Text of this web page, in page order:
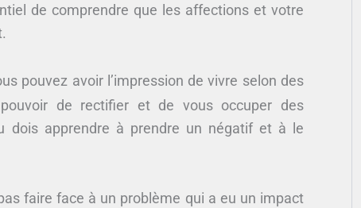
de comprendre que les affections et votre
pouvez avoir l’impression de vivre selon des
de rectifier et de vous occuper des
dois apprendre à prendre un négatif et à le
faire face à un problème qui a eu un impact